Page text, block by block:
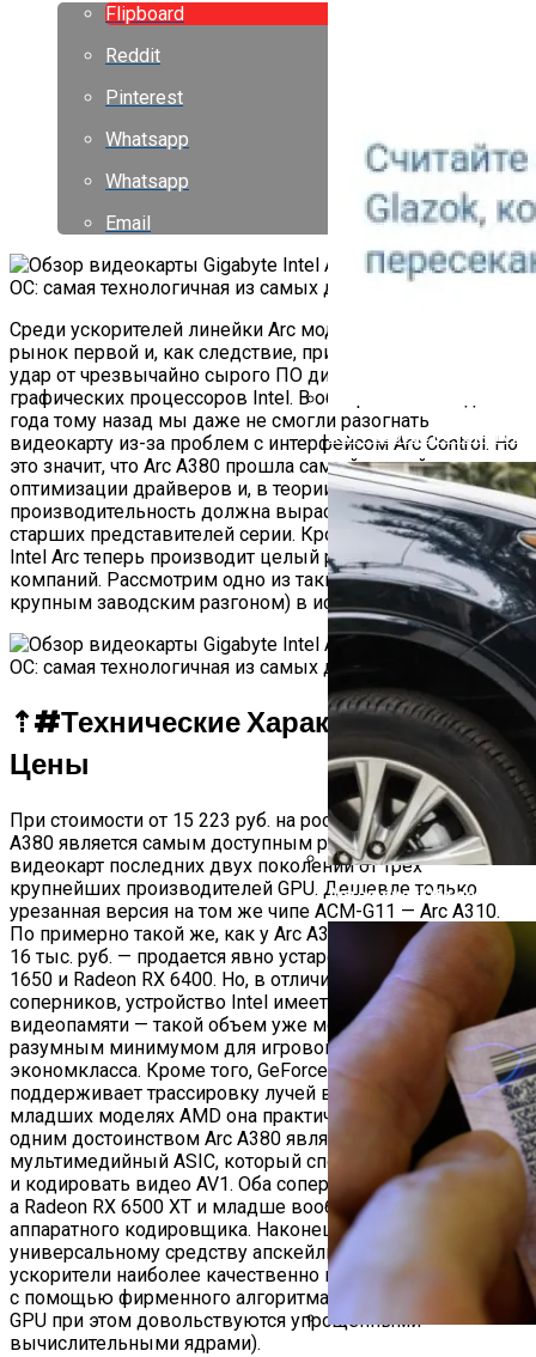
Как Работает Счетчик
Автоюрист Объяснил,
Flipboard
Reddit
Pinterest
Whatsapp
Whatsapp
Email
Среди ускорителей линейки Arc модель A380 вышла на
рынок первой и, как следствие, приняла на себя весь
удар от чрезвычайно сырого ПО дискретных
графических процессоров Intel. В обзоре Arc A380 два
года тому назад мы даже не смогли разогнать
видеокарту из-за проблем с интерфейсом Arc Control. Но
это значит, что Arc A380 прошла самый долгий путь
оптимизации драйверов и, в теории, ее
производительность должна вырасти больше, чем у
старших представителей серии. Кроме того, ускорители
Intel Arc теперь производит целый ряд партнерских
компаний. Рассмотрим одно из таких устройств (с
крупным заводским разгоном) в исполнении Gigabyte.
⇡#Технические Характеристики,
Цены
При стоимости от 15 223 руб. на российском рынке Arc
A380 является самым доступным решением среди
видеокарт последних двух поколений от трех
крупнейших производителей GPU. Дешевле только
урезанная версия на том же чипе ACM-G11 — Arc A310.
По примерно такой же, как у Arc A380, цене — меньше
16 тыс. руб. — продается явно устаревший GeForce GTX
1650 и Radeon RX 6400. Но, в отличие от прямых
соперников, устройство Intel имеет не 4, а 6 Гбайт
видеопамяти — такой объем уже можно считать
разумным минимумом для игровой видеокарты
экономкласса. Кроме того, GeForce GTX 1650 не
поддерживает трассировку лучей в железе, а на
младших моделях AMD она практически мертва. Еще
одним достоинством Arc A380 является мощный
мультимедийный ASIC, который способен декодировать
и кодировать видео AV1. Оба соперника этого не умеют,
а Radeon RX 6500 XT и младше вообще лишены
аппаратного кодировщика. Наконец, в дополнение к
универсальному средству апскейлинга FSR интеловские
ускорители наиболее качественно масштабируют кадры
с помощью фирменного алгоритма XeSS (остальные
GPU при этом довольствуются упрощенными
вычислительными ядрами).